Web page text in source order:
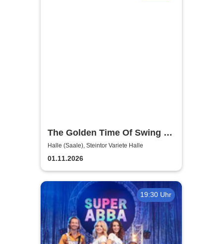
The Golden Time Of Swing -
Hits in Concert
Halle (Saale), Steintor Variete Halle
01.11.2026
19:30 Uhr